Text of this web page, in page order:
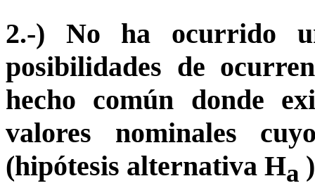
2.-) No ha ocurrido
posibilidades de
hecho común donde
valores nominales
(hipótesis alternativa Ha